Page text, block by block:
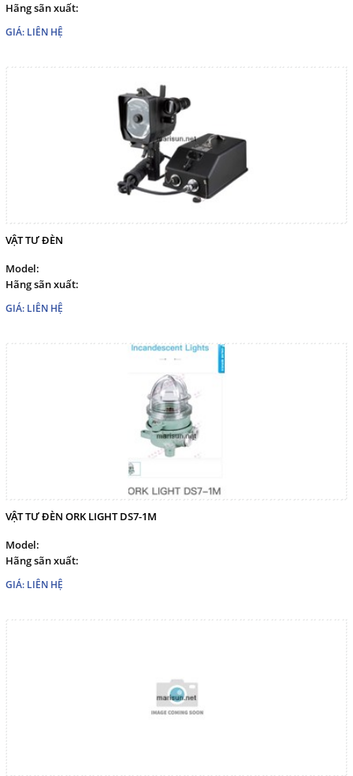
Hãng sãn xuất:
GIÁ: LIÊN HỆ
VẬT TƯ ĐÈN
Model:
Hãng sãn xuất:
GIÁ: LIÊN HỆ
VẬT TƯ ĐÈN ORK LIGHT DS7-1M
Model:
Hãng sãn xuất:
GIÁ: LIÊN HỆ